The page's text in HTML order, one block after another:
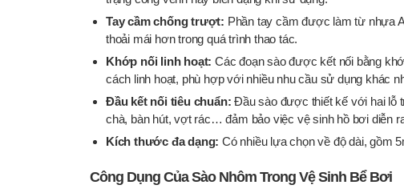
Tay cầm chống trượt: Phần tay cầm được làm từ nhựa
thoải mái hơn trong quá trình thao tác.
Khớp nối linh hoạt: Các đoạn sào được kết nối bằng
cách linh hoạt, phù hợp với nhiều nhu cầu sử dụng khác
Đầu kết nối tiêu chuẩn:Đầu sào được thiết kế với hai lỗ
chà, bàn hút, vợt rác… đảm bảo việc vệ sinh hồ bơi diễn
Kích thước đa dạng: Có nhiều lựa chọn về độ dài, gồm
Công Dụng Của Sào Nhôm Trong Vệ Sinh Bể Bơi